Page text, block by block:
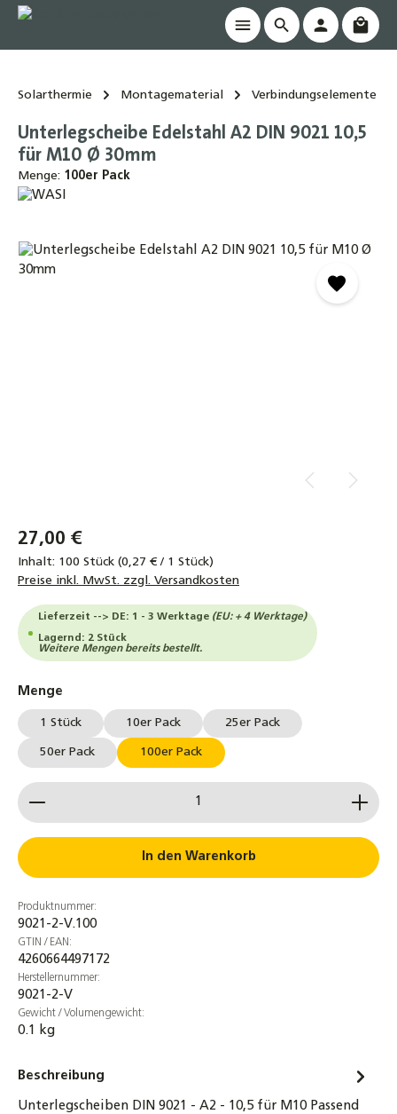
springen
Solarthermie Montagematerial Verbindungselemente
Unterlegscheibe Edelstahl A2 DIN 9021 10,5
für M10 Ø 30mm
Menge: 100er Pack
Bildergalerie überspringen
27,00 €
Inhalt: 100 Stück (0,27 € / 1 Stück)
Preise inkl. MwSt. zzgl. Versandkosten
Lieferzeit --> DE: 1 - 3 Werktage (EU: + 4 Werktage)
Lagernd: 2 Stück
Weitere Mengen bereits bestellt.
Menge
1 Stück 10er Pack 25er Pack
50er Pack 100er Pack
Produkt Anzahl: Gib den gewünschten Wert ein
In den Warenkorb
Produktnummer:
9021-2-V.100
GTIN / EAN:
4260664497172
Herstellernummer:
9021-2-V
Gewicht / Volumengewicht:
0.1 kg
Beschreibung
Unterlegscheiben DIN 9021 - A2 - 10,5 für M10 Passend